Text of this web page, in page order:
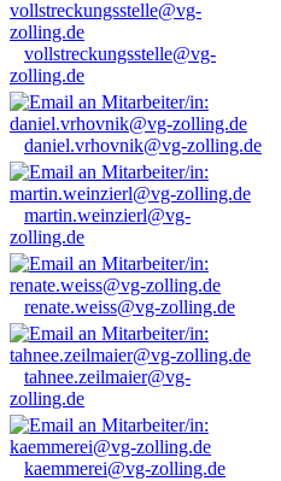
vollstreckungsstelle@vg-
zolling.de
daniel.vrhovnik@vg-zolling.de
martin.weinzierl@vg-
zolling.de
renate.weiss@vg-zolling.de
tahnee.zeilmaier@vg-
zolling.de
kaemmerei@vg-zolling.de